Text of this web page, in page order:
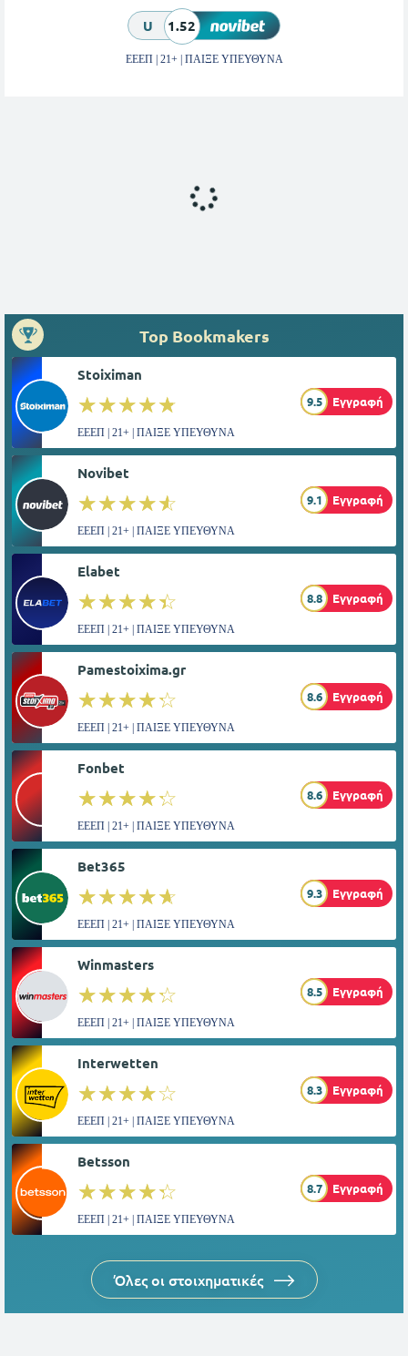
U 1.52
ΕΕΕΠ | 21+ | ΠΑΙΞΕ ΥΠΕΥΘΥΝΑ
Top Bookmakers
Stoiximan
☆☆☆☆☆
★★★★★ 9.5 Εγγραφή
ΕΕΕΠ | 21+ | ΠΑΙΞΕ ΥΠΕΥΘΥΝΑ
Novibet
☆☆☆☆☆
★★★★★ 9.1 Εγγραφή
ΕΕΕΠ | 21+ | ΠΑΙΞΕ ΥΠΕΥΘΥΝΑ
Elabet
☆☆☆☆☆
★★★★★ 8.8 Εγγραφή
ΕΕΕΠ | 21+ | ΠΑΙΞΕ ΥΠΕΥΘΥΝΑ
Pamestoixima.gr
☆☆☆☆☆
★★★★★ 8.6 Εγγραφή
ΕΕΕΠ | 21+ | ΠΑΙΞΕ ΥΠΕΥΘΥΝΑ
Fonbet
☆☆☆☆☆
★★★★★ 8.6 Εγγραφή
ΕΕΕΠ | 21+ | ΠΑΙΞΕ ΥΠΕΥΘΥΝΑ
Bet365
☆☆☆☆☆
★★★★★ 9.3 Εγγραφή
ΕΕΕΠ | 21+ | ΠΑΙΞΕ ΥΠΕΥΘΥΝΑ
Winmasters
☆☆☆☆☆
★★★★★ 8.5 Εγγραφή
ΕΕΕΠ | 21+ | ΠΑΙΞΕ ΥΠΕΥΘΥΝΑ
Interwetten
☆☆☆☆☆
★★★★★ 8.3 Εγγραφή
ΕΕΕΠ | 21+ | ΠΑΙΞΕ ΥΠΕΥΘΥΝΑ
Betsson
☆☆☆☆☆
★★★★★ 8.7 Εγγραφή
ΕΕΕΠ | 21+ | ΠΑΙΞΕ ΥΠΕΥΘΥΝΑ
Όλες οι στοιχηματικές